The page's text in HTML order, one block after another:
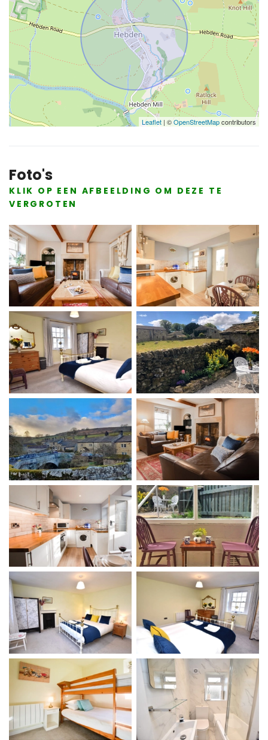
Leaflet | ©OpenStreetMapcontributors
Foto's
KLIK OP EEN AFBEELDING OM DEZE TE
VERGROTEN